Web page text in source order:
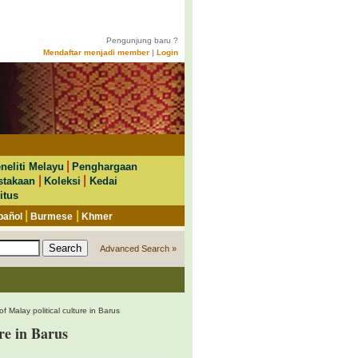
Pengunjung baru ?
Mendaftar menjadi member | Login
Melayu |Penghargaan
Koleksi
Kedai
|Burmese Khmer
Advanced Search »
Malay political culture in Barus
in Barus